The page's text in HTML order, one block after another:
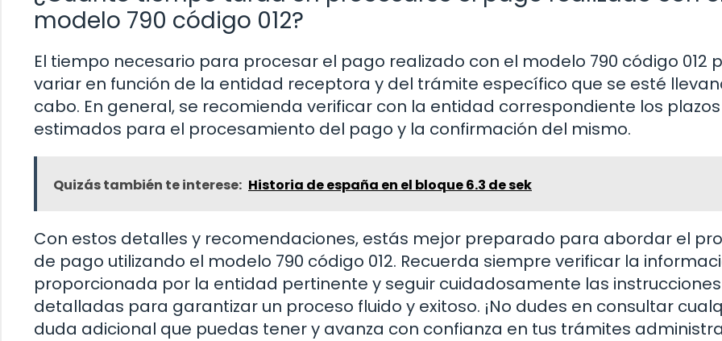
modelo 790 código 012?
El tiempo necesario para procesar el pago realizado con el modelo 790 código 012
variar en función de la entidad receptora y del trámite específico que se esté
cabo. En general, se recomienda verificar con la entidad correspondiente los plazos
estimados para el procesamiento del pago y la confirmación del mismo.
Quizás también te interese: Historia de españa en el bloque 6.3 de sek
Con estos detalles y recomendaciones, estás mejor preparado para abordar el
de pago utilizando el modelo 790 código 012. Recuerda siempre verificar la
proporcionada por la entidad pertinente y seguir cuidadosamente las instrucciones
detalladas para garantizar un proceso fluido y exitoso. ¡No dudes en consultar
duda adicional que puedas tener y avanza con confianza en tus trámites